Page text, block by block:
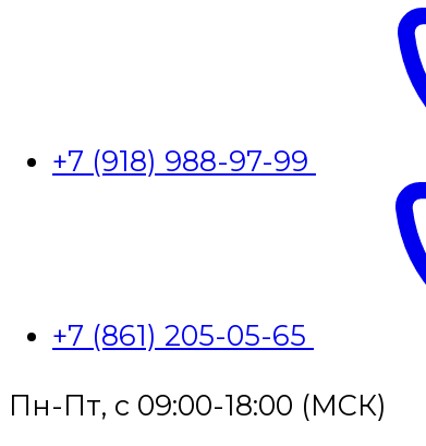
+7 (918) 988-97-99
+7 (861) 205-05-65
Пн-Пт, с 09:00-18:00 (МСК)